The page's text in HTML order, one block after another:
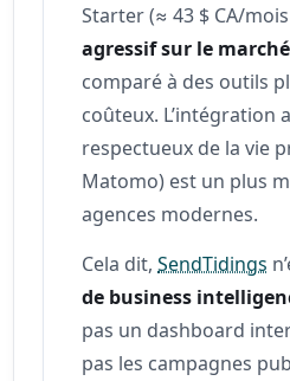
Starter (≈ 43 $ CA/
agressif sur le marché
comparé à des outils
coûteux. L’intégration
respectueux de la vie
Matomo) est un plus
agences modernes.
Cela dit,SendTidings
de business
pas un dashboard
pas les campagnes